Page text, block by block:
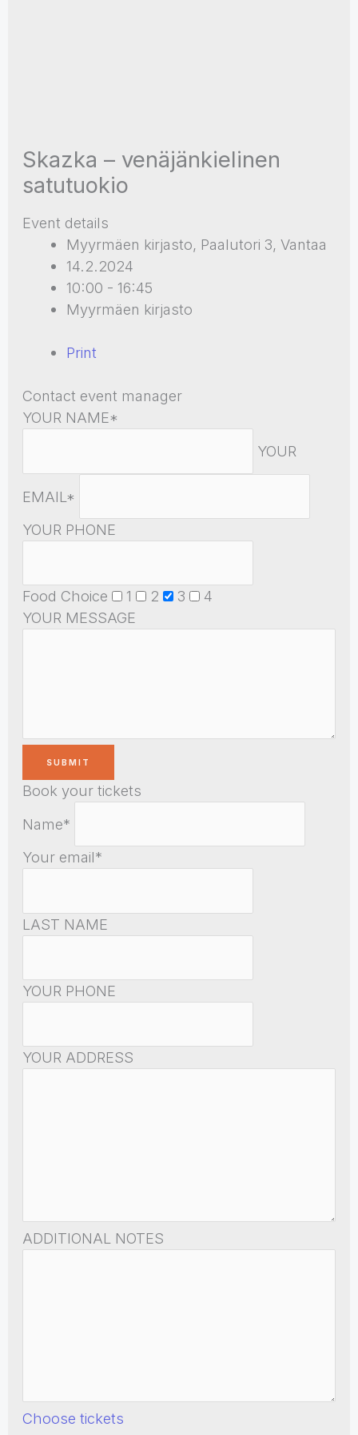
Skazka – venäjänkielinen
satutuokio
Event details
Myyrmäen kirjasto, Paalutori 3, Vantaa
14.2.2024
10:00 - 16:45
Myyrmäen kirjasto
Print
Contact event manager
YOUR NAME*
YOUR
EMAIL*
YOUR PHONE
Food Choice 1 2 3
4
YOUR MESSAGE
Book your tickets
Name*
Your email*
LAST NAME
YOUR PHONE
YOUR ADDRESS
ADDITIONAL NOTES
Choose tickets